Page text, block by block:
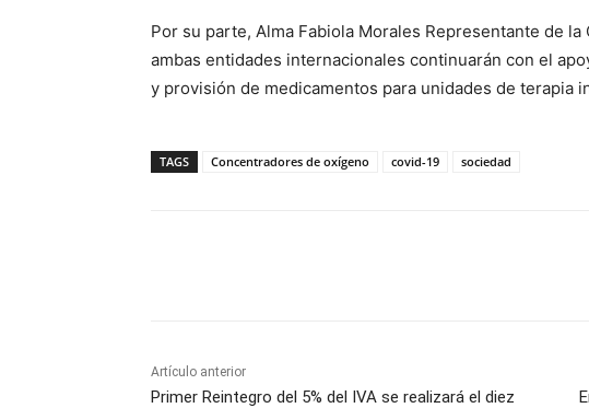
Por su parte, Alma Fabiola Morales Representante de
ambas entidades internacionales continuarán con el
y provisión de medicamentos para unidades de terapia
TAGS Concentradores de oxígeno covid-19 sociedad
Artículo anterior
Primer Reintegro del 5% del IVA se realizará el diez